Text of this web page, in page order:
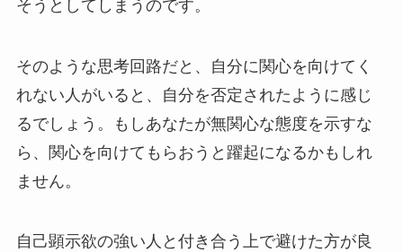
そうとしてしまうのです。
そのような思考回路だと、自分に関心を向けてく
れない人がいると、自分を否定されたように感じ
るでしょう。もしあなたが無関心な態度を示すな
ら、関心を向けてもらおうと躍起になるかもしれ
ません。
自己顕示欲の強い人と付き合う上で避けた方が良